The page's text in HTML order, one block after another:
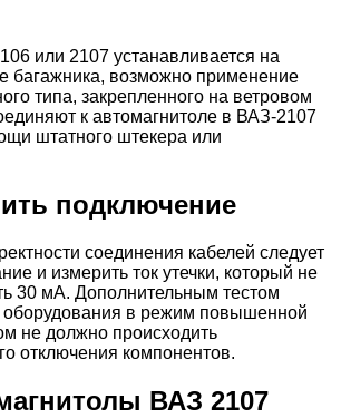
или 2107 устанавливается на
багажника, возможно применение
типа, закрепленного на ветровом
к автомагнитоле в ВАЗ-2107
штатного штекера или
подключение
соединения кабелей следует
и измерить ток утечки, который не
30 мА. Дополнительным тестом
оборудования в режим повышенной
не должно происходить
отключения компонентов.
ВАЗ 2107